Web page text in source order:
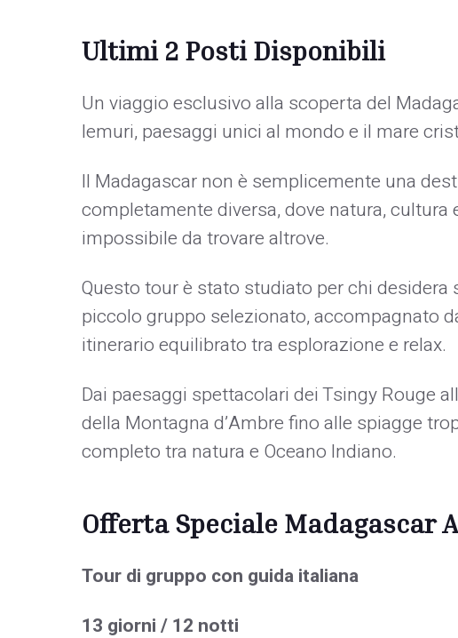
Ultimi 2 Posti Disponibili
Un viaggio esclusivo alla scoperta del
lemuri, paesaggi unici al mondo e il mare
Il Madagascar non è semplicemente una
completamente diversa, dove natura, cultura
impossibile da trovare altrove.
Questo tour è stato studiato per chi
piccolo gruppo selezionato, accompagnato
itinerario equilibrato tra esplorazione e relax.
Dai paesaggi spettacolari dei Tsingy Rouge
della Montagna d’Ambre fino alle spiagge
completo tra natura e Oceano Indiano.
Offerta Speciale Madagascar
Tour di gruppo con guida italiana
13 giorni / 12 notti